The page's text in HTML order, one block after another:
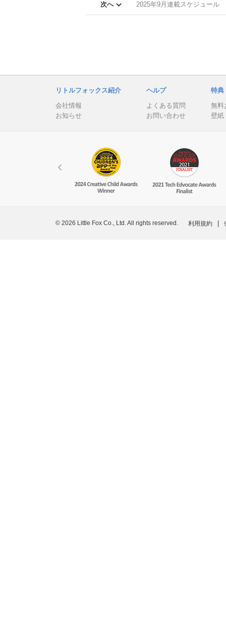
次へ 2025年9月連載スケジュール
リトルフォックス紹介
会社情報
お知らせ
ヘルプ
よくある質問
お問い合わせ
特典
無料
壁紙
© 2026 Little Fox Co., Ltd. All rights reserved. 利用規約